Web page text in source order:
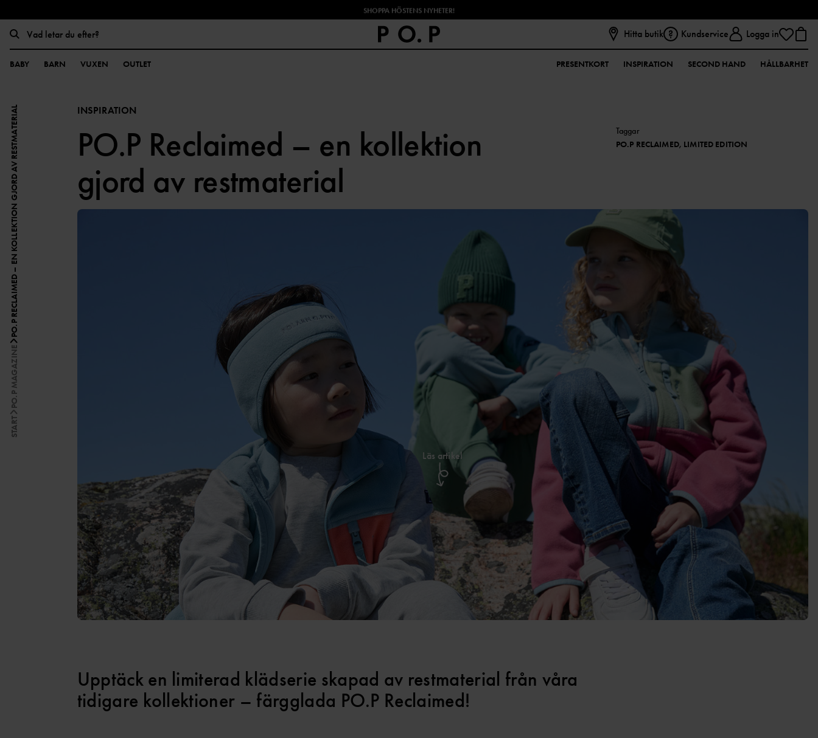
SHOPPA HÖSTENS NYHETER!
Hitta butik Kundservice Logga in
BABY BARN VUXEN OUTLET PRESENTKORT INSPIRATION SECOND HAND HÅLLBARHET
START
PO.P MAGAZINE
PO.P RECLAIMED – EN KOLLEKTION GJORD AV RESTMATERIAL INSPIRATION
PO.P Reclaimed – en kollektion
gjord av restmaterial
Taggar
PO.P RECLAIMED, LIMITED EDITION
Läs artikel
Upptäck en limiterad klädserie skapad av restmaterial från våra
tidigare kollektioner – färgglada PO.P Reclaimed!